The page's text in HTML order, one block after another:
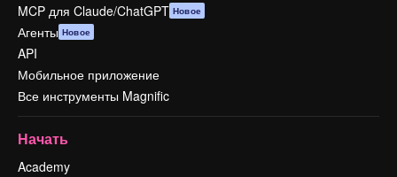
MCP для Claude/ChatGPT Новое
Агенты Новое
API
Мобильное приложение
Все инструменты Magnific
Начать
Academy